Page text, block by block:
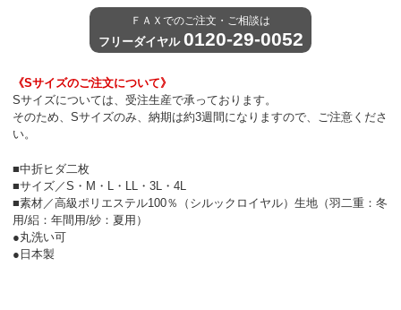
ＦＡＸでのご注文・ご相談は
フリーダイヤル 0120-29-0052
《Sサイズのご注文について》
Sサイズについては、受注生産で承っております。
そのため、Sサイズのみ、納期は約3週間になりますので、ご注意くださ
い。
■中折ヒダ二枚
■サイズ／S・M・L・LL・3L・4L
■素材／高級ポリエステル100％（シルックロイヤル）生地（羽二重：冬
用/絽：年間用/紗：夏用）
●丸洗い可
●日本製